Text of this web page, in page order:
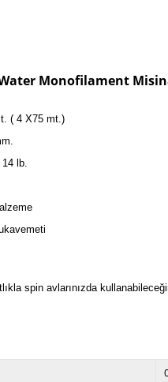
Monofilament
( 4 X75 mt.)
lb.
spin avlarınızda